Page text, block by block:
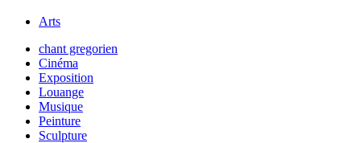
Arts
chant gregorien
Cinéma
Exposition
Louange
Musique
Peinture
Sculpture